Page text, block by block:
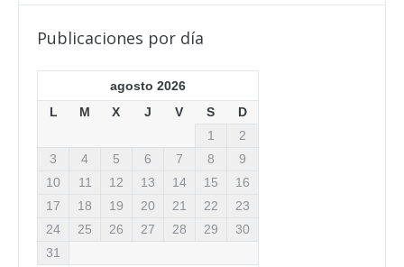
Publicaciones por día
agosto 2026
L
M X J V S
D
1
2
3
4 5 6 7 8
9
10
11 12 13 14 15
16
17
18 19 20 21 22
23
24
25 26 27 28 29
30
31